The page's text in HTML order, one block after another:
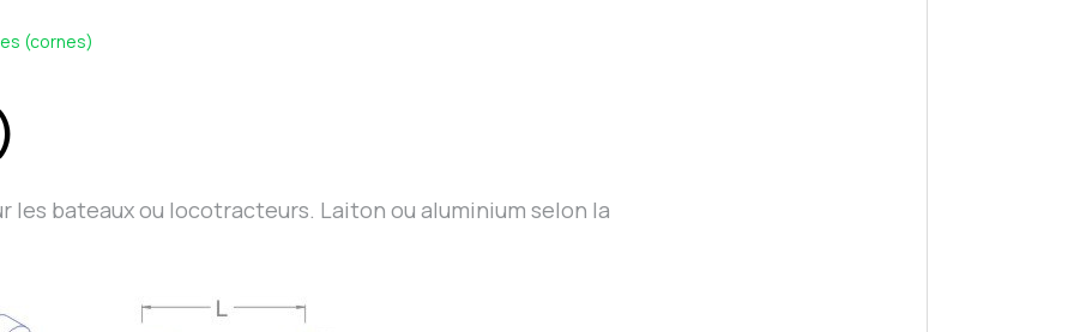
(cornes)
les bateaux ou locotracteurs. Laiton ou aluminium selon la